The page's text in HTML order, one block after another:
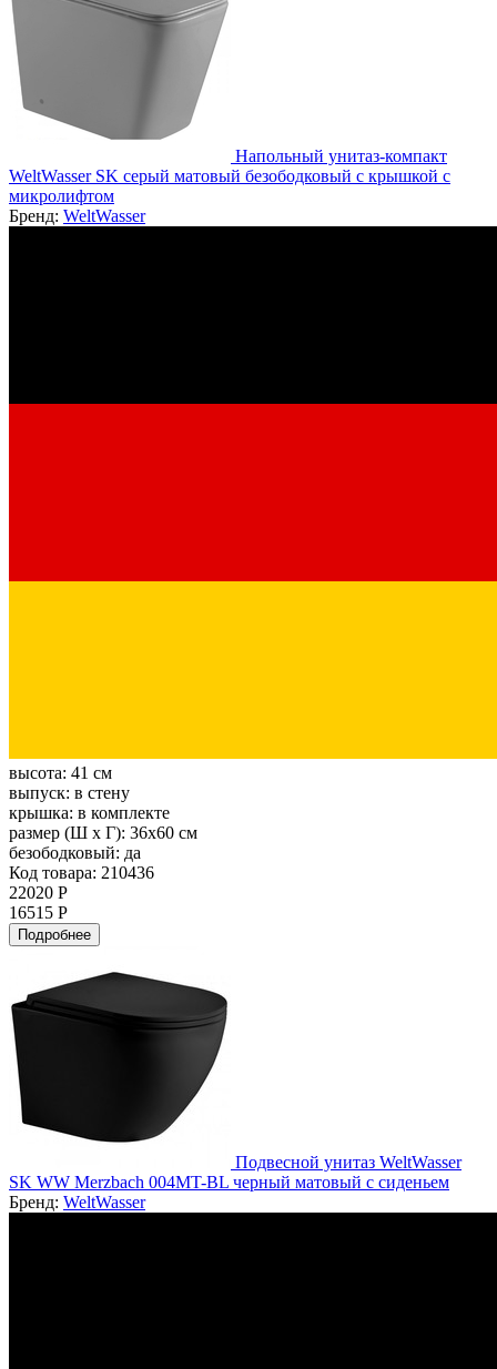
Напольный унитаз-компакт
WeltWasser SK серый матовый безободковый с крышкой с
микролифтом
Бренд: WeltWasser
высота: 41 см
выпуск: в стену
крышка: в комплекте
размер (Ш х Г): 36x60 см
безободковый: да
Код товара: 210436
22020 Р
16515 Р
Подробнее
Подвесной унитаз WeltWasser
SK WW Merzbach 004MT-BL черный матовый с сиденьем
Бренд: WeltWasser